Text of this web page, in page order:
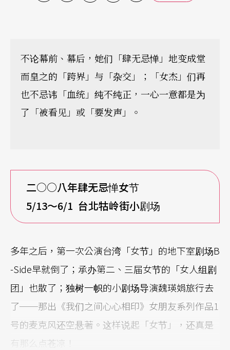
不论幕前、幕后，她们「肆无忌惮」地变成堂
而皇之的「跨界」与「杂交」；「女杰」们再
也不忌讳「血统」纯不纯正，一心一意都是为
了「被看见」或「要发声」。
二○○八年肆无忌惮女节
5/13～6/1 台北牯岭街小剧场
多年之后，第一次公演台湾「女节」的地下室剧场B
-Side早就倒了；承办第二、三届女节的「女人组剧
团」也散了；独树一帜的小剧场导演魏瑛娟旅行去
了──那出《我们之间心心相印》女朋友系列作品1
号的麦克风还空悬著。这样说起「女节」，还真是
有那么点苍凉！